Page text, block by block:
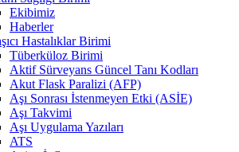
Ekibimiz
Haberler
Hastalıklar Birimi
Tüberküloz Birimi
Aktif Sürveyans Güncel Tanı Kodları
Akut Flask Paralizi (AFP)
Aşı Sonrası İstenmeyen Etki (ASİE)
Aşı Takvimi
Aşı Uygulama Yazıları
ATS